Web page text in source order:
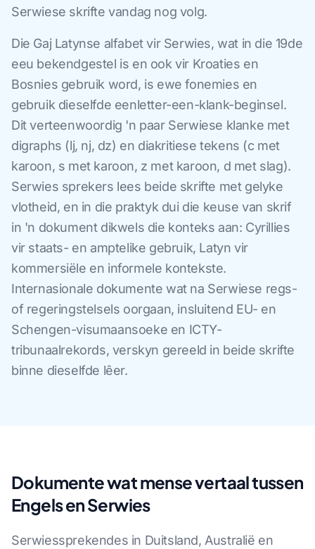
Serwiese skrifte vandag nog volg.
Die Gaj Latynse alfabet vir Serwies, wat in die 19de
eeu bekendgestel is en ook vir Kroaties en
Bosnies gebruik word, is ewe fonemies en
gebruik dieselfde eenletter-een-klank-beginsel.
Dit verteenwoordig 'n paar Serwiese klanke met
digraphs (lj, nj, dz) en diakritiese tekens (c met
karoon, s met karoon, z met karoon, d met slag).
Serwies sprekers lees beide skrifte met gelyke
vlotheid, en in die praktyk dui die keuse van skrif
in 'n dokument dikwels die konteks aan: Cyrillies
vir staats- en amptelike gebruik, Latyn vir
kommersiële en informele kontekste.
Internasionale dokumente wat na Serwiese regs-
of regeringstelsels oorgaan, insluitend EU- en
Schengen-visumaansoeke en ICTY-
tribunaalrekords, verskyn gereeld in beide skrifte
binne dieselfde lêer.
Dokumente wat mense vertaal tussen
Engels en Serwies
Serwiessprekendes in Duitsland, Australië en